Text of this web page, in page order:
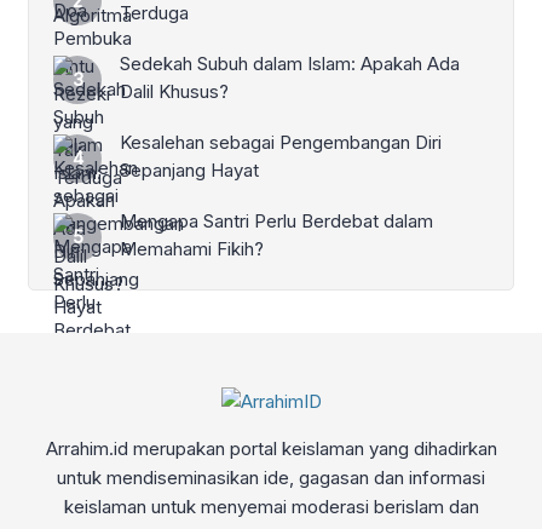
Terduga
Sedekah Subuh dalam Islam: Apakah Ada
Dalil Khusus?
Kesalehan sebagai Pengembangan Diri
Sepanjang Hayat
Mengapa Santri Perlu Berdebat dalam
Memahami Fikih?
Arrahim.id merupakan portal keislaman yang dihadirkan
untuk mendiseminasikan ide, gagasan dan informasi
keislaman untuk menyemai moderasi berislam dan